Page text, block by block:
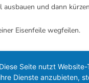
und dann
Eisenfeile wegfeilen.
holen, den man mit
da du dazu
es sei denn er hängt in
Diese Seite nutzt
ihre Dienste anzubieten,